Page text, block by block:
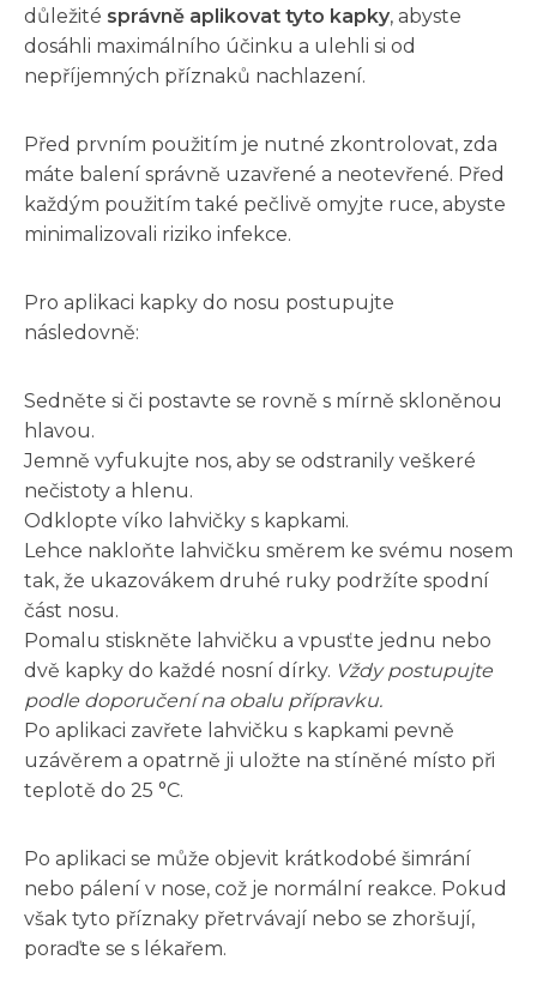
důležité správně aplikovat tyto kapky, abyste
dosáhli maximálního účinku a ulehli si od
nepříjemných příznaků nachlazení.
Před prvním použitím je nutné zkontrolovat, zda
máte balení správně uzavřené a neotevřené. Před
každým použitím také pečlivě omyjte ruce, abyste
minimalizovali riziko infekce.
Pro aplikaci kapky do nosu postupujte
následovně:
Sedněte si či postavte se rovně s mírně skloněnou
hlavou.
Jemně vyfukujte nos, aby se odstranily veškeré
nečistoty a hlenu.
Odklopte víko lahvičky s kapkami.
Lehce nakloňte lahvičku směrem ke svému nosem
tak, že ukazovákem druhé ruky podržíte spodní
část nosu.
Pomalu stiskněte lahvičku a vpusťte jednu nebo
dvě kapky do každé nosní dírky. Vždy postupujte
podle doporučení na obalu přípravku.
Po aplikaci zavřete lahvičku s kapkami pevně
uzávěrem a opatrně ji uložte na stíněné místo při
teplotě do 25 °C.
Po aplikaci se může objevit krátkodobé šimrání
nebo pálení v nose, což je normální reakce. Pokud
však tyto příznaky přetrvávají nebo se zhoršují,
poraďte se s lékařem.